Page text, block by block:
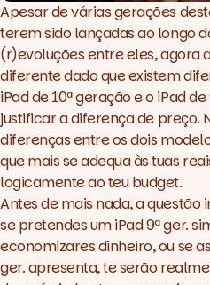
Apesar de várias gerações
terem sido lançadas ao longo
(r)evoluções entre eles, agora
diferente dado que existem
iPad de 10ª geração e o iPad
justificar a diferença de preço.
diferenças entre os dois
que mais se adequa às tuas
logicamente ao teu budget.
Antes de mais nada, a
se pretendes um iPad 9ª ger.
economizares dinheiro, ou se
ger. apresenta, te serão